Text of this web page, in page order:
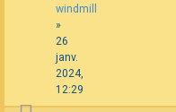
windmill
»
26
janv.
2024,
12:29